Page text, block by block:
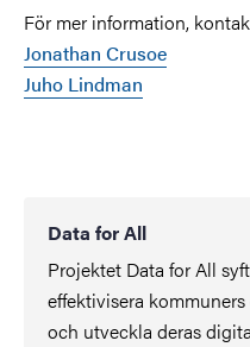
För mer information,
Jonathan Crusoe
Juho Lindman
Data for All
Projektet Data for All
effektivisera
och utveckla deras